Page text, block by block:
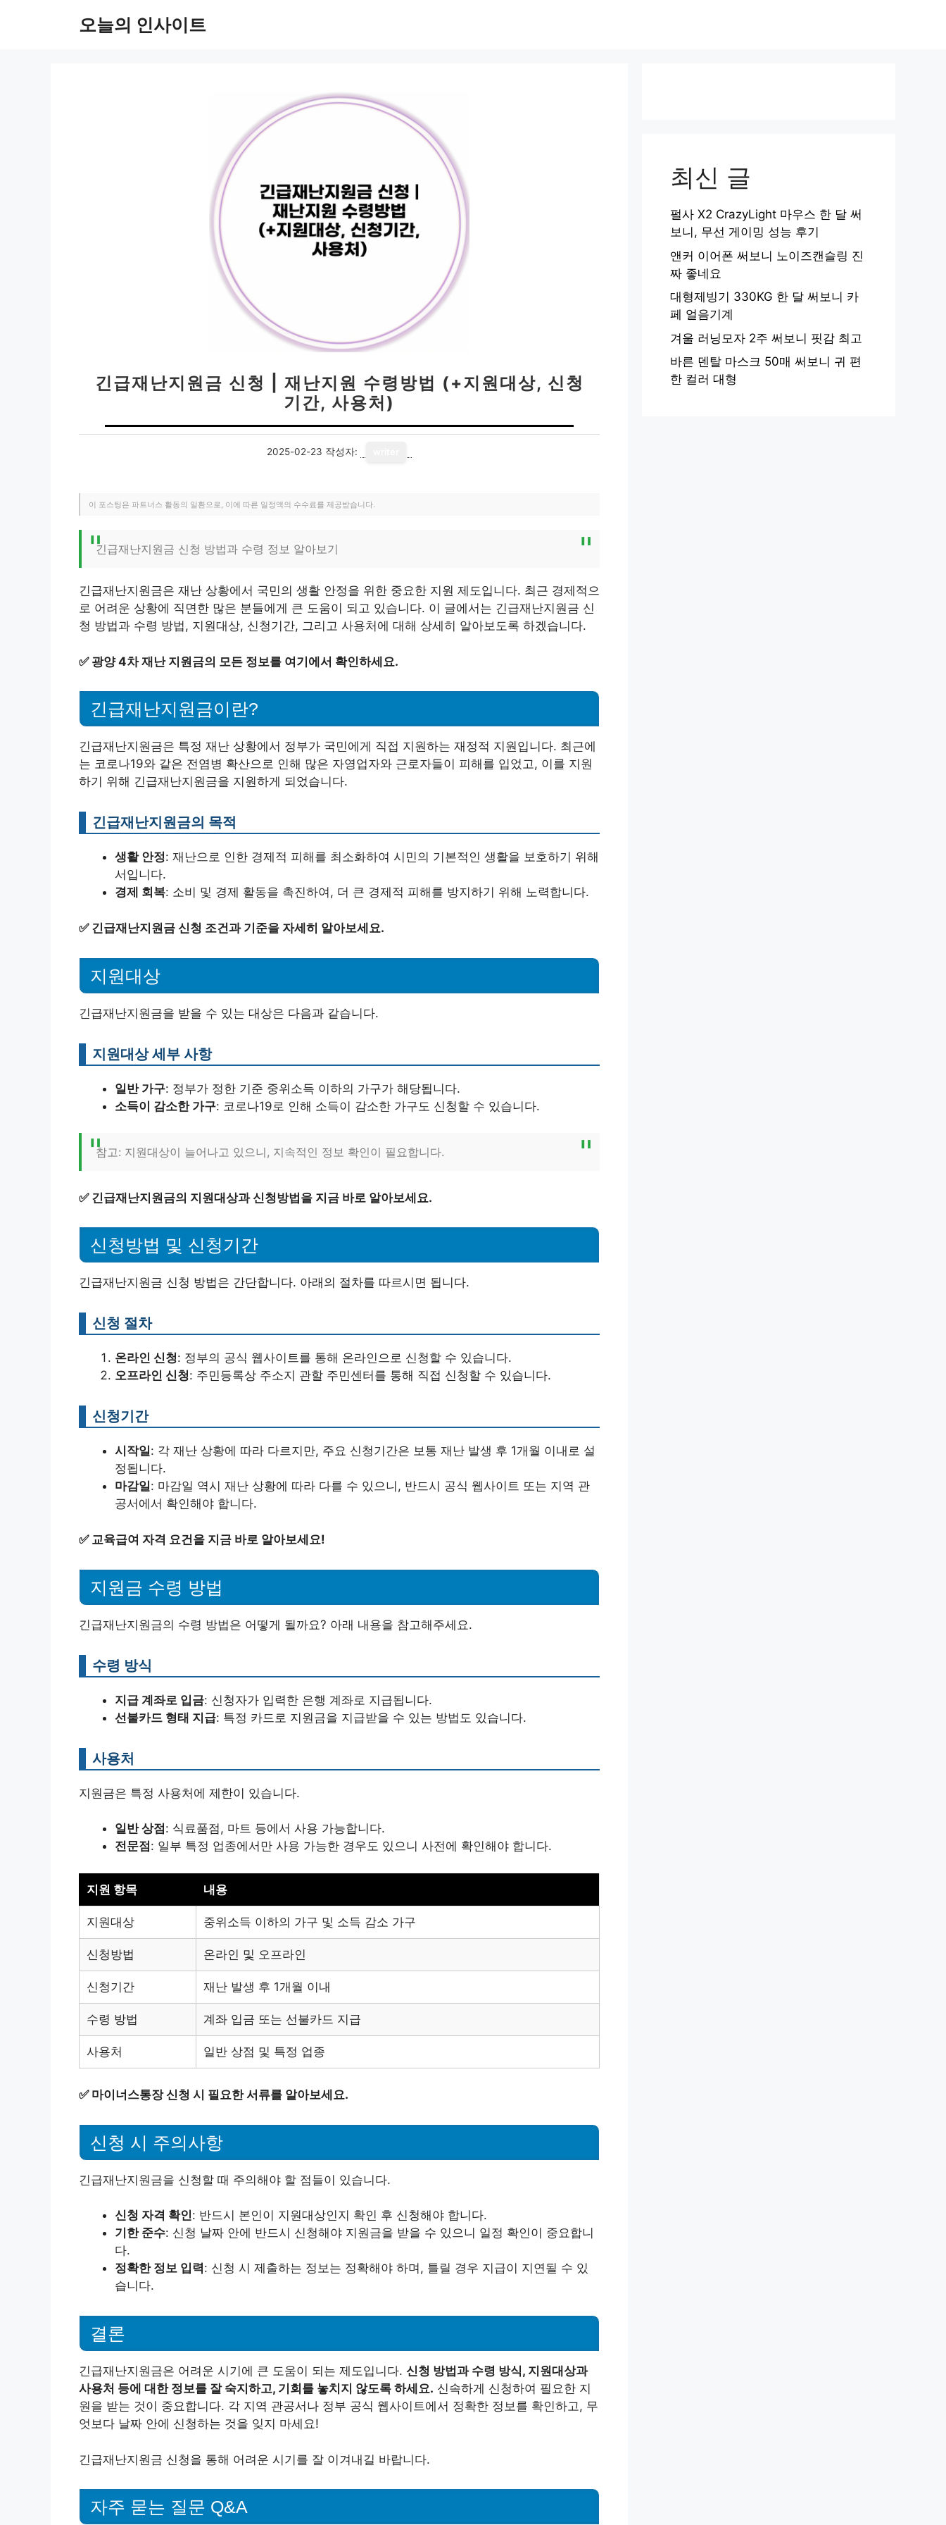
오늘의 인사이트
긴급재난지원금 신청 | 재난지원 수령방법 (+지원대상, 신청
기간, 사용처)
2025-02-23 작성자:
이 포스팅은 파트너스 활동의 일환으로, 이에 따른 일정액의 수수료를 제공받습니다.
긴급재난지원금 신청 방법과 수령 정보 알아보기
긴급재난지원금은 재난 상황에서 국민의 생활 안정을 위한 중요한 지원 제도입니다. 최근 경제적으
로 어려운 상황에 직면한 많은 분들에게 큰 도움이 되고 있습니다. 이 글에서는 긴급재난지원금 신
청 방법과 수령 방법, 지원대상, 신청기간, 그리고 사용처에 대해 상세히 알아보도록 하겠습니다.
✅ 광양 4차 재난 지원금의 모든 정보를 여기에서 확인하세요.
긴급재난지원금이란?
긴급재난지원금은 특정 재난 상황에서 정부가 국민에게 직접 지원하는 재정적 지원입니다. 최근에
는 코로나19와 같은 전염병 확산으로 인해 많은 자영업자와 근로자들이 피해를 입었고, 이를 지원
하기 위해 긴급재난지원금을 지원하게 되었습니다.
긴급재난지원금의 목적
생활 안정: 재난으로 인한 경제적 피해를 최소화하여 시민의 기본적인 생활을 보호하기 위해
서입니다.
경제 회복: 소비 및 경제 활동을 촉진하여, 더 큰 경제적 피해를 방지하기 위해 노력합니다.
✅ 긴급재난지원금 신청 조건과 기준을 자세히 알아보세요.
지원대상
긴급재난지원금을 받을 수 있는 대상은 다음과 같습니다.
지원대상 세부 사항
일반 가구: 정부가 정한 기준 중위소득 이하의 가구가 해당됩니다.
소득이 감소한 가구: 코로나19로 인해 소득이 감소한 가구도 신청할 수 있습니다.
참고: 지원대상이 늘어나고 있으니, 지속적인 정보 확인이 필요합니다.
✅ 긴급재난지원금의 지원대상과 신청방법을 지금 바로 알아보세요.
신청방법 및 신청기간
긴급재난지원금 신청 방법은 간단합니다. 아래의 절차를 따르시면 됩니다.
신청 절차
온라인 신청: 정부의 공식 웹사이트를 통해 온라인으로 신청할 수 있습니다.
오프라인 신청: 주민등록상 주소지 관할 주민센터를 통해 직접 신청할 수 있습니다.
신청기간
시작일: 각 재난 상황에 따라 다르지만, 주요 신청기간은 보통 재난 발생 후 1개월 이내로 설
정됩니다.
마감일: 마감일 역시 재난 상황에 따라 다를 수 있으니, 반드시 공식 웹사이트 또는 지역 관
공서에서 확인해야 합니다.
✅ 교육급여 자격 요건을 지금 바로 알아보세요!
지원금 수령 방법
긴급재난지원금의 수령 방법은 어떻게 될까요? 아래 내용을 참고해주세요.
수령 방식
지급 계좌로 입금: 신청자가 입력한 은행 계좌로 지급됩니다.
선불카드 형태 지급: 특정 카드로 지원금을 지급받을 수 있는 방법도 있습니다.
사용처
지원금은 특정 사용처에 제한이 있습니다.
일반 상점 : 식료품점, 마트 등에서 사용 가능합니다.
전문점 : 일부 특정 업종에서만 사용 가능한 경우도 있으니 사전에 확인해야 합니다.
지원 항목 내용
지원대상 중위소득 이하의 가구 및 소득 감소 가구
신청방법 온라인 및 오프라인
신청기간 재난 발생 후 1개월 이내
수령 방법 계좌 입금 또는 선불카드 지급
사용처 일반 상점 및 특정 업종
✅ 마이너스통장 신청 시 필요한 서류를 알아보세요.
신청 시 주의사항
긴급재난지원금을 신청할 때 주의해야 할 점들이 있습니다.
신청 자격 확인: 반드시 본인이 지원대상인지 확인 후 신청해야 합니다.
기한 준수: 신청 날짜 안에 반드시 신청해야 지원금을 받을 수 있으니 일정 확인이 중요합니
다.
정확한 정보 입력: 신청 시 제출하는 정보는 정확해야 하며, 틀릴 경우 지급이 지연될 수 있
습니다.
결론
긴급재난지원금은 어려운 시기에 큰 도움이 되는 제도입니다. 신청 방법과 수령 방식, 지원대상과
사용처 등에 대한 정보를 잘 숙지하고, 기회를 놓치지 않도록 하세요. 신속하게 신청하여 필요한 지
원을 받는 것이 중요합니다. 각 지역 관공서나 정부 공식 웹사이트에서 정확한 정보를 확인하고, 무
엇보다 날짜 안에 신청하는 것을 잊지 마세요!
긴급재난지원금 신청을 통해 어려운 시기를 잘 이겨내길 바랍니다.
자주 묻는 질문 Q&A
최신 글
펄사 X2 CrazyLight 마우스 한 달 써
보니, 무선 게이밍 성능 후기
앤커 이어폰 써보니 노이즈캔슬링 진
짜 좋네요
대형제빙기 330KG 한 달 써보니 카
페 얼음기계
겨울 러닝모자 2주 써보니 핏감 최고
바른 덴탈 마스크 50매 써보니 귀 편
한 컬러 대형